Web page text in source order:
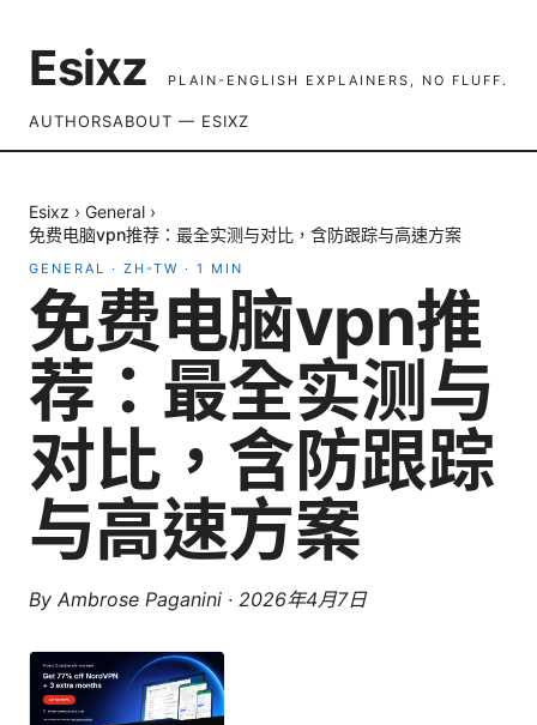
Esixz PLAIN-ENGLISH EXPLAINERS, NO FLUFF.
AUTHORSABOUT — ESIXZ
Esixz › General ›
免费电脑vpn推荐：最全实测与对比，含防跟踪与高速方案
GENERAL · ZH-TW · 1 MIN
免费电脑vpn推
荐：最全实测与
对比，含防跟踪
与高速方案
By Ambrose Paganini · 2026年4月7日